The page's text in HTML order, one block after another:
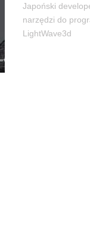
Japoński
narzędzi do
LightWave3d